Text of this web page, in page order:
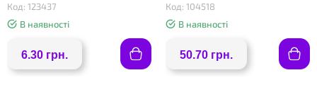
Код: 123437
В наявності
6.30 грн.
Код: 104518
В наявності
50.70 грн.